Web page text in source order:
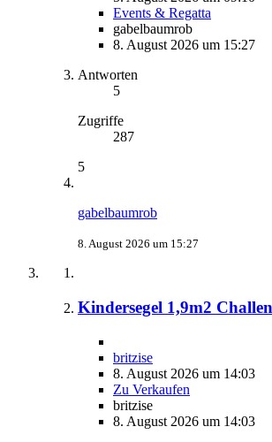
Events & Regatta
gabelbaumrob
8. August 2026 um 15:27
Antworten
5
Zugriffe
287
5
gabelbaumrob
8. August 2026 um 15:27
Kindersegel 1,9m2
britzise
8. August 2026 um 14:03
Zu Verkaufen
britzise
8. August 2026 um 14:03